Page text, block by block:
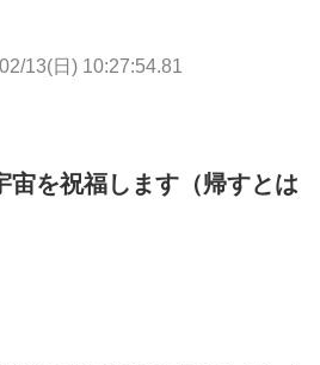
13(日) 10:27:54.81
宙を祝福します（帰すとは